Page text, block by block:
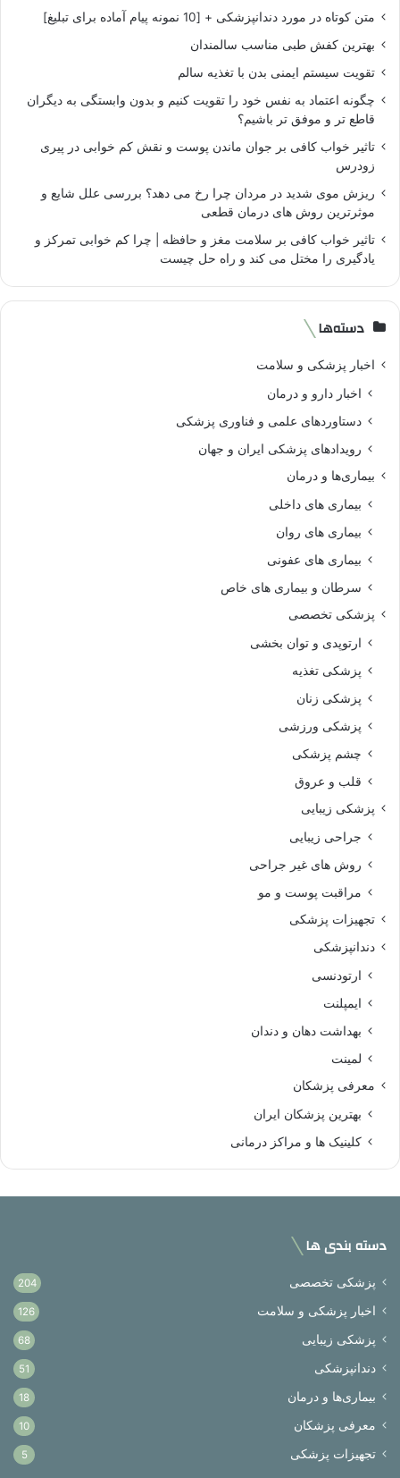
متن کوتاه در مورد دندانپزشکی + [10 نمونه پیام آماده برای تبلیغ]
بهترین کفش طبی مناسب سالمندان
تقویت سیستم ایمنی بدن با تغذیه سالم
چگونه اعتماد به نفس خود را تقویت کنیم و بدون وابستگی به دیگران
قاطع تر و موفق تر باشیم؟
تاثیر خواب کافی بر جوان ماندن پوست و نقش کم خوابی در پیری
زودرس
ریزش موی شدید در مردان چرا رخ می دهد؟ بررسی علل شایع و
موثرترین روش های درمان قطعی
تاثیر خواب کافی بر سلامت مغز و حافظه | چرا کم خوابی تمرکز و
یادگیری را مختل می کند و راه حل چیست
دسته‌ها
اخبار پزشکی و سلامت
اخبار دارو و درمان
دستاوردهای علمی و فناوری پزشکی
رویدادهای پزشکی ایران و جهان
بیماری‌ها و درمان
بیماری های داخلی
بیماری های روان‌
بیماری های عفونی
سرطان و بیماری های خاص
پزشکی تخصصی
ارتوپدی و توان بخشی
پزشکی تغذیه
پزشکی زنان
پزشکی ورزشی
چشم پزشکی
قلب و عروق
پزشکی زیبایی
جراحی زیبایی
روش های غیر جراحی
مراقبت پوست و مو
تجهیزات پزشکی
دندانپزشکی
ارتودنسی
ایمپلنت
بهداشت دهان و دندان
لمینت
معرفی پزشکان
بهترین پزشکان ایران
کلینیک ها و مراکز درمانی
دسته بندی ها
پزشکی تخصصی 204
اخبار پزشکی و سلامت 126
پزشکی زیبایی 68
دندانپزشکی 51
بیماری‌ها و درمان 18
معرفی پزشکان 10
تجهیزات پزشکی 5